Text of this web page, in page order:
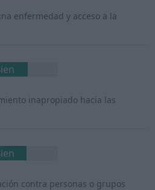
enfermedad y acceso a la
inapropiado hacia las
contra personas o grupos